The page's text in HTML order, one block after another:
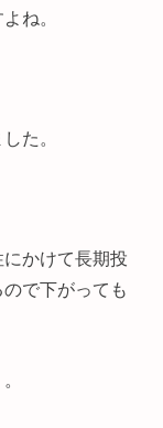
ね。
た。
かけて長期投
で下がっても